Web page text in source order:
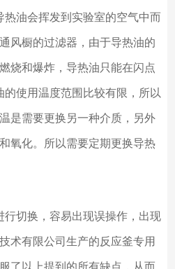
油会挥发到实验室的空气中而
风橱的过滤器，由于导热油的
烧和爆炸，导热油只能在闪点
的使用温度范围比较有限，所以
是需要更换另一种介质，另外
氧化。所以需要定期更换导热
行切换，容易出现误操作，出现
术有限公司生产的反应釜专用